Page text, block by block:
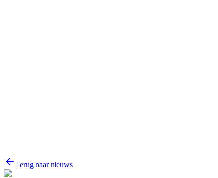
Terug naar nieuws